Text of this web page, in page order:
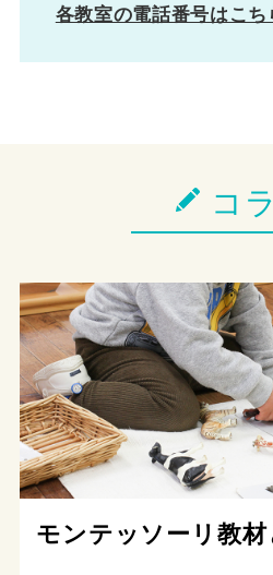
各教室の電話番号はこち
コ
モンテッソーリ教材